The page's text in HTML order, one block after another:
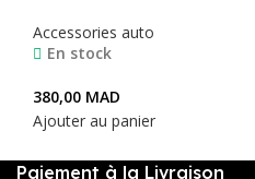
Accessories auto
En stock
380,00 MAD
Ajouter au panier
Paiement à la Livraison